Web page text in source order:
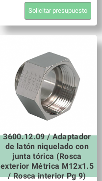
Solicitar presupuesto
3600.12.09 / Adaptador
de latón niquelado con
junta tórica (Rosca
exterior Métrica M12x1.5
/ Rosca interior Pg 9)